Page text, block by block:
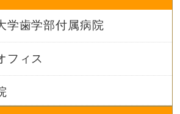
学歯学部付属病院
フィス